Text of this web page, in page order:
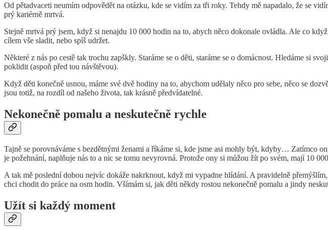
Od pětadvaceti neumím odpovědět na otázku, kde se vidím za tři roky. Tehdy mě napadalo, že se
prý kariérně mrtvá.
Stejně mrtvá prý jsem, když si nenajdu 10 000 hodin na to, abych něco dokonale ovládla. Ale co
cílem vše sladit, nebo spíš udržet.
Některé z nás po cestě tak trochu zapškly. Staráme se o děti, staráme se o domácnost. Hledáme si
poklidit (aspoň před tou návštěvou).
Když děti konečně usnou, máme své dvě hodiny na to, abychom udělaly něco pro sebe, něco se
jsou totiž, na rozdíl od našeho života, tak krásně předvídatelné.
Nekonečně pomalu a neskutečně rychle
Tajně se porovnáváme s bezdětnými ženami a říkáme si, kde jsme asi mohly být, kdyby…
je požehnání, naplňuje nás to a nic se tomu nevyrovná. Protože ony si můžou žít po svém, mají 10
A tak mě poslední dobou nejvíc dokáže nakrknout, když mi vypadne hlídání. A pravidelně
chci chodit do práce na osm hodin. Všímám si, jak děti někdy rostou nekonečně pomalu a jindy
Užít si každý moment